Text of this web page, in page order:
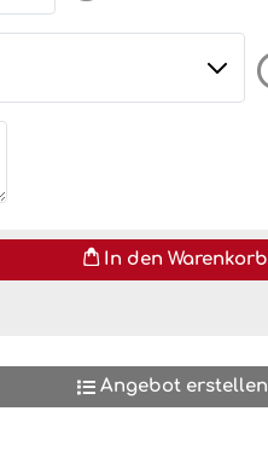
In den Warenkorb
Angebot erstellen